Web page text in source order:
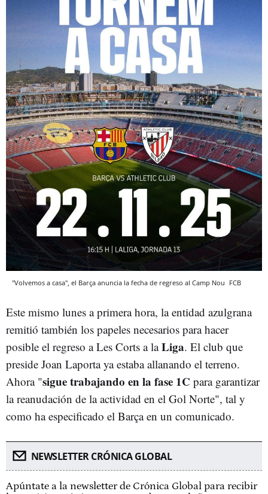
"Volvemos a casa", el Barça anuncia la fecha de regreso al Camp Nou FCB
Este mismo lunes a primera hora, la entidad azulgrana
remitió también los papeles necesarios para hacer
posible el regreso a Les Corts a laLiga. El club que
preside Joan Laporta ya estaba allanando el terreno.
Ahora "sigue trabajando en la fase 1C para garantizar
la reanudación de la actividad en el Gol Norte", tal y
como ha especificado el Barça en un comunicado.
NEWSLETTER CRÓNICA GLOBAL
Apúntate a la newsletter de Crónica Global para recibir